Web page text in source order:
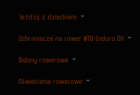
Jeździj z dzieckiem
Ochraniacze na rower MTB Enduro DH
Bidony rowerowe
Oświetlenie rowerowe